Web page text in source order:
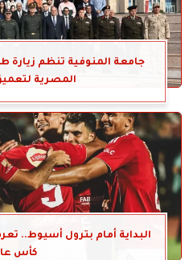
جامعة المنوفية تنظم زيارة
المصرية
البداية أمام بترول أسيوط..
كأس